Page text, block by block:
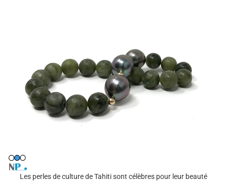
Les perles de culture de Tahiti sont célèbres pour leur beauté